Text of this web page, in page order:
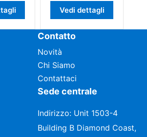
Vedi dettagli Vedi dettagli
Contatto
Novità
Chi Siamo
Contattaci
Sede centrale
Indirizzo: Unit 1503-4
Building B Diamond Coast,